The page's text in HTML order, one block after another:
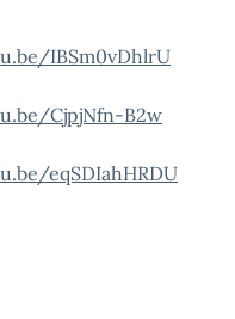
IBSm0vDhlrU
CjpjNfn-B2w
eqSDIahHRDU